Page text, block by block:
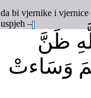
da bi vjernike i vjernice
uspjeh –
ظَنَّ
وَسَاءتْ